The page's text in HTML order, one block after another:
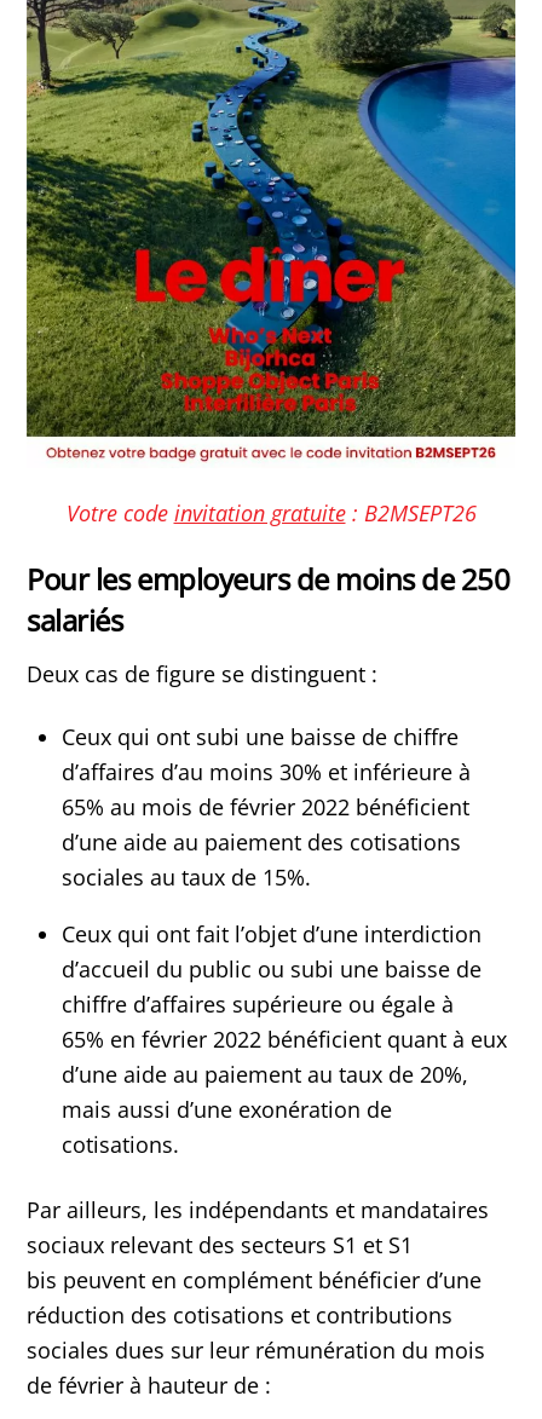
Votre code invitation gratuite: B2MSEPT26
Pour les employeurs de moins de 250
salariés
Deux cas de figure se distinguent :
Ceux qui ont subi une baisse de chiffre
d’affaires d’au moins 30% et inférieure à
65% au mois de février 2022 bénéficient
d’une aide au paiement des cotisations
sociales au taux de 15%.
Ceux qui ont fait l’objet d’une interdiction
d’accueil du public ou subi une baisse de
chiffre d’affaires supérieure ou égale à
65% en février 2022 bénéficient quant à eux
d’une aide au paiement au taux de 20%,
mais aussi d’une exonération de
cotisations.
Par ailleurs, les indépendants et mandataires
sociaux relevant des secteurs S1 et S1
bis peuvent en complément bénéficier d’une
réduction des cotisations et contributions
sociales dues sur leur rémunération du mois
de février à hauteur de :